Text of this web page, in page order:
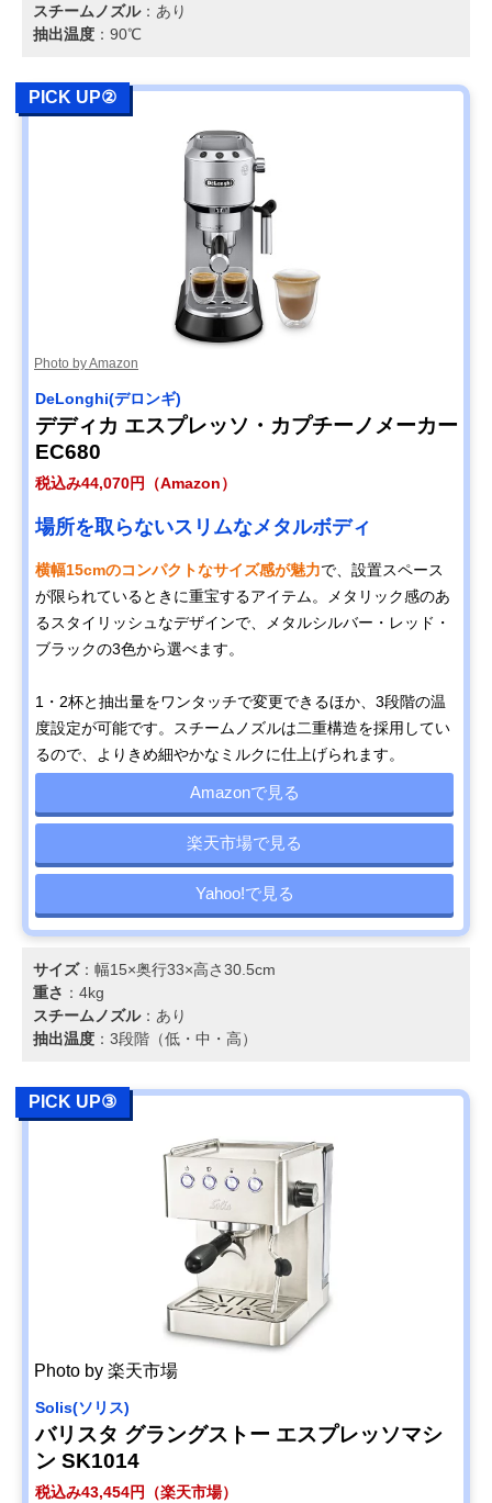
スチームノズル：あり
抽出温度 ：90℃
PICK UP②
Photo by Amazon
DeLonghi(デロンギ)
デディカ エスプレッソ・カプチーノメーカー
EC680
税込み44,070円（Amazon）
場所を取らないスリムなメタルボディ
横幅15cmのコンパクトなサイズ感が魅力で、設置スペース
が限られているときに重宝するアイテム。メタリック感のあ
るスタイリッシュなデザインで、メタルシルバー・レッド・
ブラックの3色から選べます。
1・2杯と抽出量をワンタッチで変更できるほか、3段階の温
度設定が可能です。スチームノズルは二重構造を採用してい
るので、よりきめ細やかなミルクに仕上げられます。
Amazonで見る
楽天市場で見る
Yahoo!で見る
サイズ：幅15×奥行33×高さ30.5cm
重さ ：4kg
スチームノズル：あり
抽出温度 ：3段階（低・中・高）
PICK UP③
Photo by 楽天市場
Solis(ソリス)
バリスタ グラングストー エスプレッソマシ
ン SK1014
税込み43,454円（楽天市場）